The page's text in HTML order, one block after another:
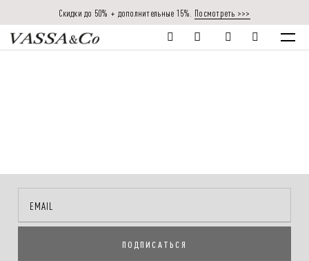
Скидки до 50% + дополнительные 15%. Посмотреть >>>
ПОДПИСАТЬСЯ